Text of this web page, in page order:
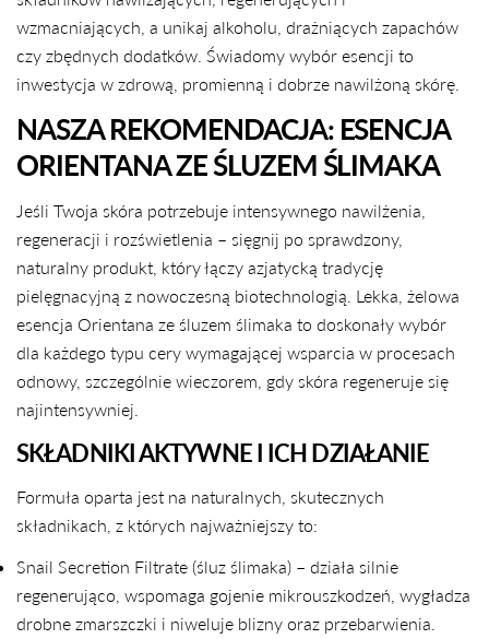
wzmacniających, a unikaj alkoholu, drażniących zapachów
czy zbędnych dodatków. Świadomy wybór esencji to
inwestycja w zdrową, promienną i dobrze nawilżoną skórę.
NASZA REKOMENDACJA: ESENCJA
ORIENTANA ZE ŚLUZEM ŚLIMAKA
Jeśli Twoja skóra potrzebuje intensywnego nawilżenia,
regeneracji i rozświetlenia – sięgnij po sprawdzony,
naturalny produkt, który łączy azjatycką tradycję
pielęgnacyjną z nowoczesną biotechnologią. Lekka, żelowa
esencja Orientana ze śluzem ślimaka to doskonały wybór
dla każdego typu cery wymagającej wsparcia w procesach
odnowy, szczególnie wieczorem, gdy skóra regeneruje się
najintensywniej.
SKŁADNIKI AKTYWNE I ICH DZIAŁANIE
Formuła oparta jest na naturalnych, skutecznych
składnikach, z których najważniejszy to:
Snail Secretion Filtrate (śluz ślimaka) – działa silnie
regenerująco, wspomaga gojenie mikrouszkodzeń, wygładza
drobne zmarszczki i niweluje blizny oraz przebarwienia.